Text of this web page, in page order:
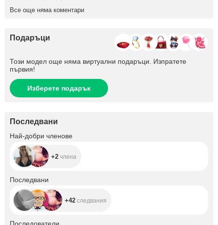
Все още няма коментари
Подаръци
Този модел още няма виртуални подаръци. Изпратете
първия!
Изберете подарък
Последвани
Най-добри членове
+2 члена
Последвани
+42 следвания